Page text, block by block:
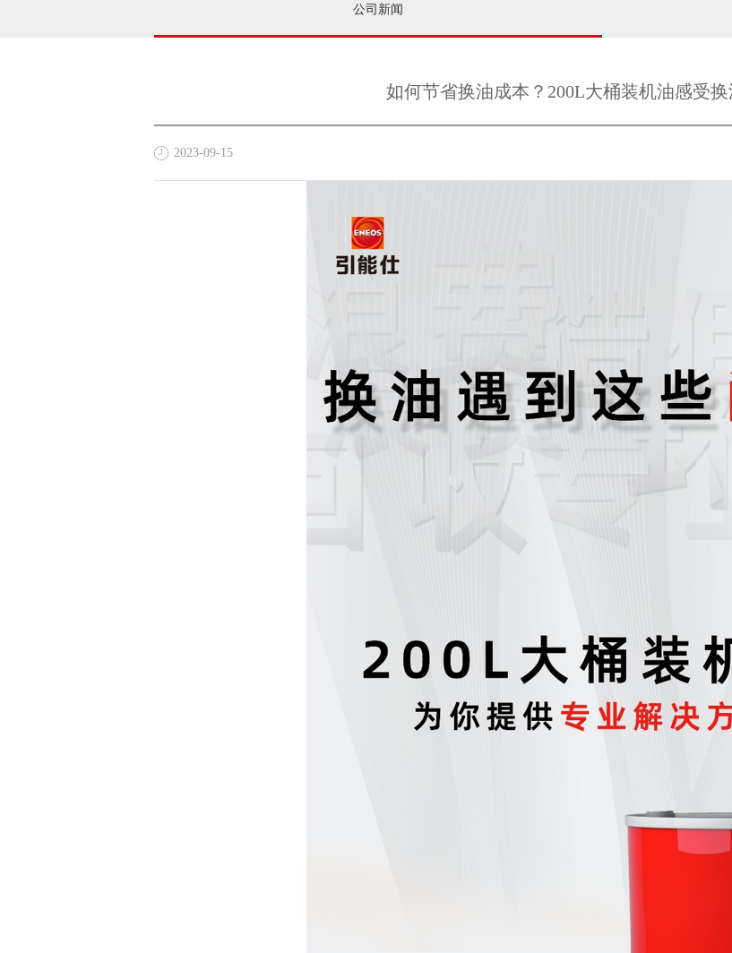
公司新闻
如何节省换油成本？200L大桶装机油感受换
2023-09-15